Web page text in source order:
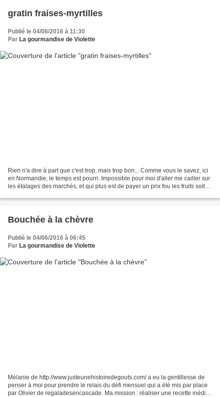
gratin fraises-myrtilles
Publié le 04/06/2016 à 11:30
Par La gourmandise de Violette
Rien n'a dire à part que c'est trop, mais trop bon... Comme vous le savez, ici
en Normandie, le temps est pourri. Impossible pour moi d'aller me cailler sur
les étalages des marchés, et qui plus est de payer un prix fou les fruits soit
Bouchée à la chèvre
Publié le 04/06/2016 à 06:45
Par La gourmandise de Violette
Mélanie de http://www.justeunehistoiredegouts.com/ a eu la gentillesse de
penser à moi pour prendre le relais du défi mensuel qui a été mis par place
par Olivier de regaladesencascade. Ma mission : réaliser une recette inédite